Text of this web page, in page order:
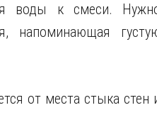
воды к смеси.
напоминающая
от места стыка стен